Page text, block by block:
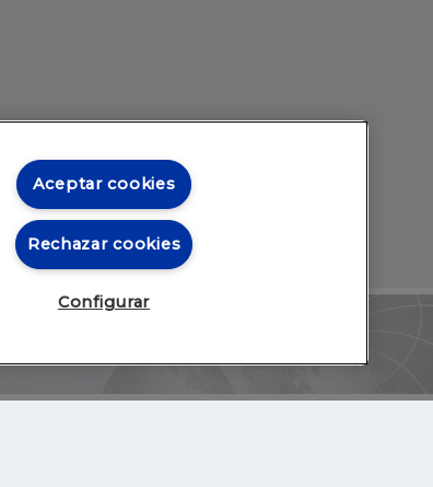
Aceptar cookies
Rechazar cookies
Configurar